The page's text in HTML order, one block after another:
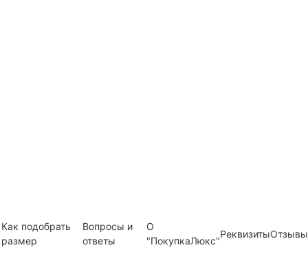
Как подобрать
размер
Вопросы и
ответы
О
"ПокупкаЛюкс"
РеквизитыОтзывы